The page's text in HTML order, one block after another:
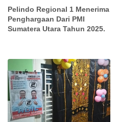
Pelindo Regional 1 Menerima
Penghargaan Dari PMI
Sumatera Utara Tahun 2025.